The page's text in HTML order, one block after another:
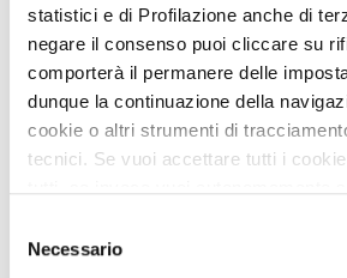
statistici e di Profilazione anche di
negare il consenso puoi cliccare su
comporterà il permanere delle
dunque la continuazione della
cookie o altri strumenti di
tecnici. Se vuoi accettare tutti i
più consulta la
delNecessario
1. Prepara: scegli un Trattamento
utilizzare come primo step. In
saranno pronti a ricevere i
riparazione successivi.
2. Detergi: usa lo Shampoo
3. Nutri: applica la Maschera